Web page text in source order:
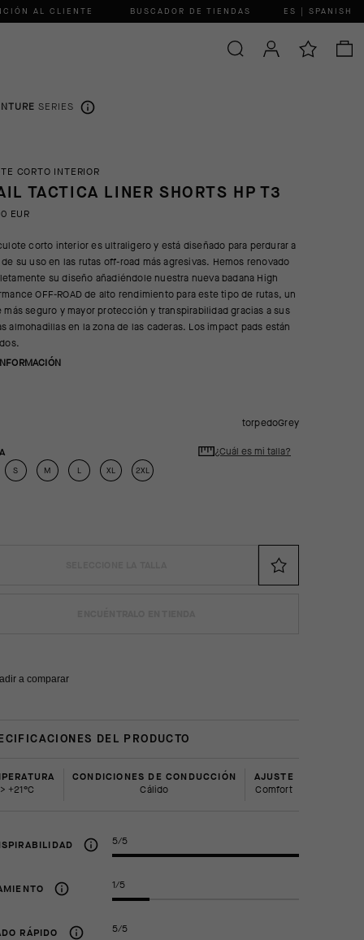
AL CLIENTE BUSCADOR DE TIENDAS ES | SPANISH
SERIES
CORTO INTERIOR
TACTICA LINER SHORTS HP T3
EUR
corto interior es ultraligero y está diseñado para perdurar a
de su uso en las rutas off-road más agresivas. Hemos renovado
su diseño añadiéndole nuestra nueva badana High
OFF-ROAD de alto rendimiento para este tipo de rutas, un
más seguro y mayor protección y transpirabilidad gracias a sus
almohadillas en la zona de las caderas. Los impact pads están
torpedoGrey
S M L XL 2XL
¿Cuál es mi talla?
a comparar
DEL PRODUCTO
> +21°C
CONDICIONES DE CONDUCCIÓN
Cálido
AJUSTE
comfort
5/5
1/5
RÁPIDO 5/5